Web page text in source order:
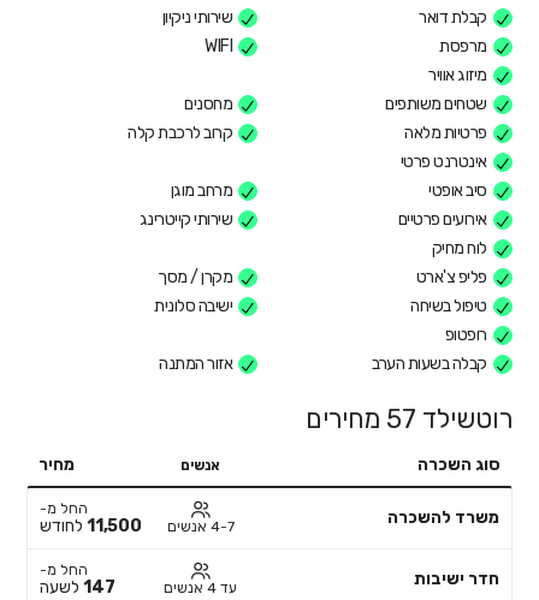
קבלת דואר
שירותי ניקיון
מרפסת
WIFI
מיזוג אוויר
שטחים משותפים
מחסנים
פרטיות מלאה
קרוב לרכבת קלה
אינטרנט פרטי
סיב אופטי
מרחב מוגן
אירועים פרטיים
שירותי קייטרינג
לוח מחיק
פליפ צ'ארט
מקרן / מסך
טיפול בשיחה
ישיבה סלונית
רופטופ
קבלה בשעות הערב
אזור המתנה
רוטשילד 57 מחירים
סוג השכרה אנשים מחיר
משרד להשכרה 4-7 אנשים
החל מ-
11,500 לחודש
חדר ישיבות עד 4 אנשים
החל מ-
147 לשעה